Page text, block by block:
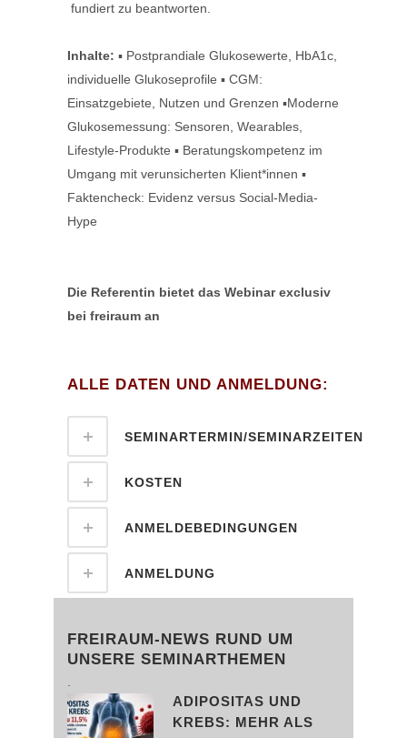
fundiert zu beantworten.
Inhalte: ▪ Postprandiale Glukosewerte, HbA1c,
individuelle Glukoseprofile ▪ CGM:
Einsatzgebiete, Nutzen und Grenzen ▪Moderne
Glukosemessung: Sensoren, Wearables,
Lifestyle-Produkte ▪ Beratungskompetenz im
Umgang mit verunsicherten Klient*innen ▪
Faktencheck: Evidenz versus Social-Media-
Hype
Die Referentin bietet das Webinar exclusiv
bei freiraum an
ALLE DATEN UND ANMELDUNG:
SEMINARTERMIN/SEMINARZEITEN
KOSTEN
ANMELDEBEDINGUNGEN
ANMELDUNG
FREIRAUM-NEWS RUND UM
UNSERE SEMINARTHEMEN
.
ADIPOSITAS UND
KREBS: MEHR ALS